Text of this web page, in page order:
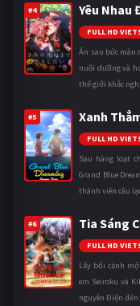
#4 Yêu Nhau
FULL HD
Ẩn sau bức màn
nuôi dưỡng và
thế giới khắc
#5 Xanh
FULL HD
Sau hàng loạt
Grand Blue
thành viên câu
#6 Tia Sáng
FULL HD
Lấy bối cảnh
em Seiroku và
nguyên Điện